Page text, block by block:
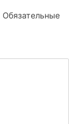
Обязательные